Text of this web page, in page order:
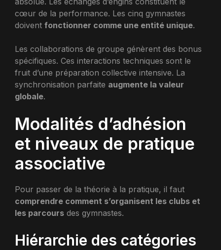
cœur de la performance. Les cinq gymnastes
doivent fonctionner comme une entité unique.
Les collaborations de groupe génèrent des bonus
spécifiques. Ces interactions techniques sont le
fruit d’une préparation collective intensive. La
synchronisation parfaite augmente la valeur
globale.
Modalités d’adhésion
et niveaux de pratique
associative
Pour passer de la théorie à la pratique, il faut
comprendre comment s’organisent les clubs et
les parcours des gymnastes.
Hiérarchie des catégories